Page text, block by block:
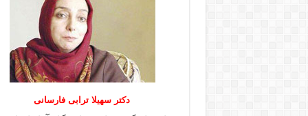
دکتر سهیلا ترابی فارسانی